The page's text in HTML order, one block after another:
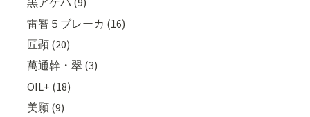
雷智５ブレーカ (16)
匠顕 (20)
萬通幹・翠 (3)
OIL+ (18)
美願 (9)